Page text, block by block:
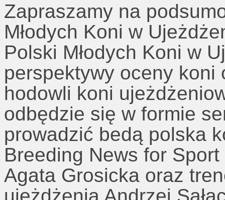
Zapraszamy na
Młodych Koni w
Polski Młodych Koni w
perspektywy oceny koni
hodowli koni
odbędzie się w formie
prowadzić bedą polska
Breeding News for
Agata Grosicka oraz